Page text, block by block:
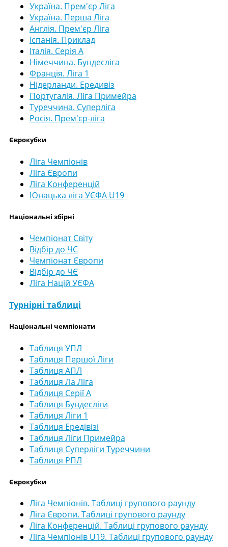
Україна. Прем'єр Ліга
Україна. Перша Ліга
Англія. Прем'єр Ліга
Іспанія. Приклад
Італія. Серія А
Німеччина. Бундесліга
Франція. Ліга 1
Нідерланди. Ередивіз
Португалія. Ліга Примейра
Туреччина. Суперліга
Росія. Прем'єр-ліга
Єврокубки
Ліга Чемпіонів
Ліга Європи
Ліга Конференцій
Юнацька ліга УЄФА U19
Національні збірні
Чемпіонат Світу
Відбір до ЧС
Чемпіонат Європи
Відбір до ЧЄ
Ліга Націй УЄФА
Турнірні таблиці
Національні чемпіонати
Таблиця УПЛ
Таблиця Першої Ліги
Таблиця АПЛ
Таблиця Ла Ліга
Таблиця Серії А
Таблиця Бундесліги
Таблиця Ліги 1
Таблиця Ередівізі
Таблиця Ліги Примейра
Таблиця Суперліги Туреччини
Таблиця РПЛ
Єврокубки
Ліга Чемпіонів. Таблиці групового раунду
Ліга Європи. Таблиці групового раунду
Ліга Конференцій. Таблиці групового раунду
Ліга Чемпіонів U19. Таблиці групового раунду